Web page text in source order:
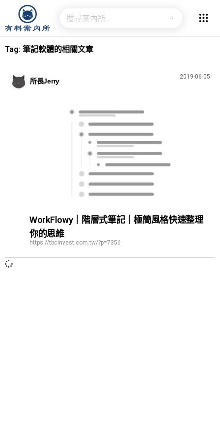
Tag: 筆記軟體的相關文章
所長Jerry
2019-06-05
WorkFlowy｜階層式筆記｜極簡風格快速整理
你的思維
https://tbcinvest.com.tw/?p=7356